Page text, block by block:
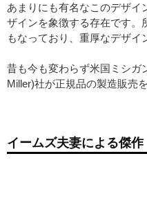
あまりにも有名なこのデザイ
ザインを象徴する存在です。
もなっており、重厚なデザイ
昔も今も変わらず米国ミシガ
Miller)社が正規品の製造販売
イームズ夫妻による傑作